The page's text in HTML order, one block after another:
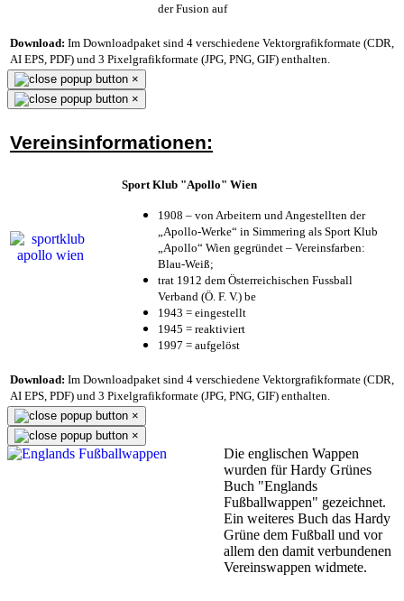
der Fusion auf
Download: Im Downloadpaket sind 4 verschiedene Vektorgrafikformate (CDR,
AI EPS, PDF) und 3 Pixelgrafikformate (JPG, PNG, GIF) enthalten.
×
×
Vereinsinformationen:
Sport Klub "Apollo" Wien
1908 – von Arbeitern und Angestellten der
„Apollo-Werke“ in Simmering als Sport Klub
„Apollo“ Wien gegründet – Vereinsfarben:
Blau-Weiß;
trat 1912 dem Österreichischen Fussball
Verband (Ö. F. V.) be
1943 = eingestellt
1945 = reaktiviert
1997 = aufgelöst
Download: Im Downloadpaket sind 4 verschiedene Vektorgrafikformate (CDR,
AI EPS, PDF) und 3 Pixelgrafikformate (JPG, PNG, GIF) enthalten.
×
×
Die englischen Wappen
wurden für Hardy Grünes
Buch "Englands
Fußballwappen" gezeichnet.
Ein weiteres Buch das Hardy
Grüne dem Fußball und vor
allem den damit verbundenen
Vereinswappen widmete.